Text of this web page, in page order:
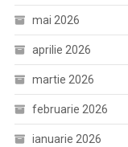
mai 2026
aprilie 2026
martie 2026
februarie 2026
ianuarie 2026